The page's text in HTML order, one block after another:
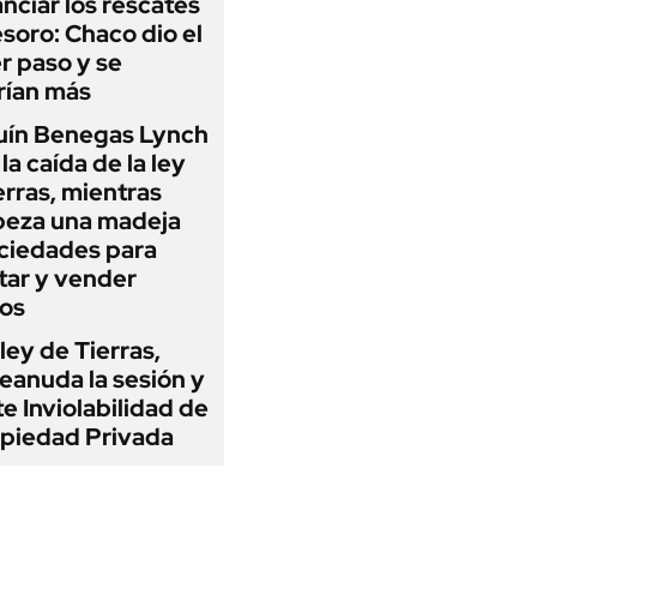
Chaco dio el
paso y se
más
Benegas Lynch
caída de la ley
mientras
una madeja
para
y vender
de Tierras,
la sesión y
Inviolabilidad de
Privada